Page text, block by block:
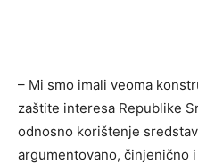
– Mi smo imali veoma
zaštite interesa Republike
odnosno korištenje
argumentovano, činjenično